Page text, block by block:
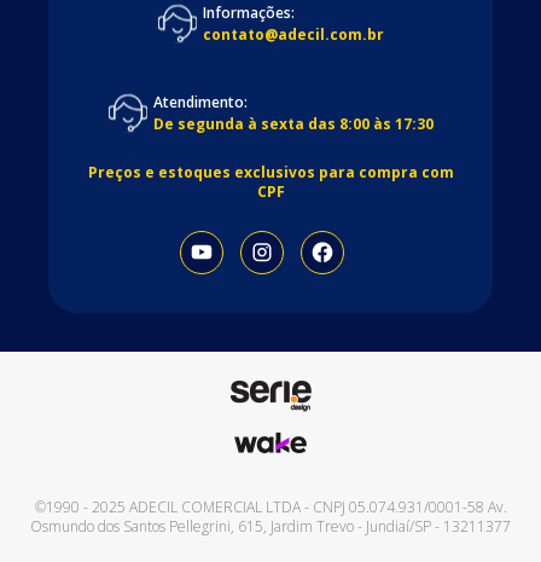
Informações:
contato@adecil.com.br
Atendimento:
De segunda à sexta das 8:00 às 17:30
Preços e estoques exclusivos para compra com
CPF
©1990 - 2025 ADECIL COMERCIAL LTDA- CNPJ 05.074.931/0001-58 Av.
Osmundo dos Santos Pellegrini, 615, Jardim Trevo- Jundiaí/SP- 13211377